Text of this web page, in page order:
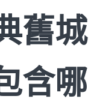
舊城
含哪